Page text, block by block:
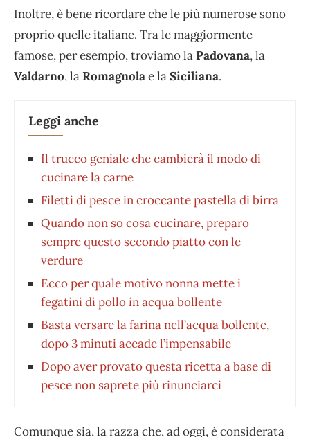
Inoltre, è bene ricordare che le più numerose sono
proprio quelle italiane. Tra le maggiormente
famose, per esempio, troviamo laPadovana, la
Valdarno, laRomagnolae laSiciliana.
Leggi anche
Il trucco geniale che cambierà il modo di
cucinare la carne
Filetti di pesce in croccante pastella di birra
Quando non so cosa cucinare, preparo
sempre questo secondo piatto con le
verdure
Ecco per quale motivo nonna mette i
fegatini di pollo in acqua bollente
Basta versare la farina nell’acqua bollente,
dopo 3 minuti accade l’impensabile
Dopo aver provato questa ricetta a base di
pesce non saprete più rinunciarci
Comunque sia, la razza che, ad oggi, è considerata